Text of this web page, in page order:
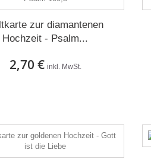
zur diamantenen
Hochzeit - Psalm...
2,70 € inkl. MwSt.